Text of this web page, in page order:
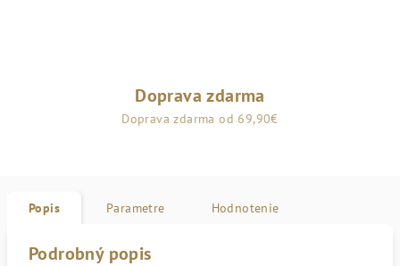
Doprava zdarma
Doprava zdarma od 69,90€
Popis Parametre Hodnotenie
Podrobný popis